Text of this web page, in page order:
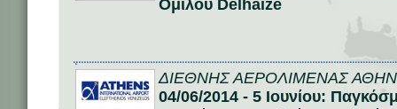
Ομίλου Delhaize
ΔΙΕΘΝΗΣ ΑΕΡΟΛΙΜΕΝΑΣ
04/06/2014 - 5 Ιουνίου: